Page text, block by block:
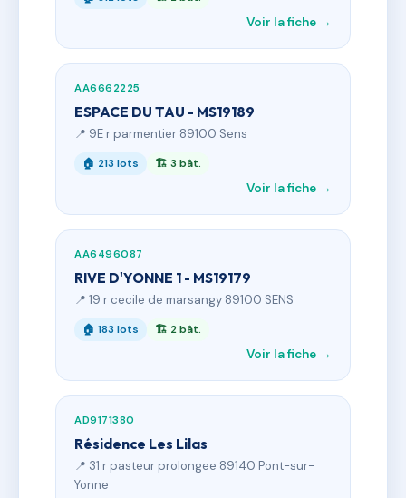
Voir la fiche →
AA6662225
ESPACE DU TAU - MS19189
📍 9E r parmentier 89100 Sens
🏠 213 lots 🏗 3 bât.
Voir la fiche →
AA6496087
RIVE D'YONNE 1 - MS19179
📍 19 r cecile de marsangy 89100 SENS
🏠 183 lots 🏗 2 bât.
Voir la fiche →
AD9171380
Résidence Les Lilas
📍 31 r pasteur prolongee 89140 Pont-sur-
Yonne